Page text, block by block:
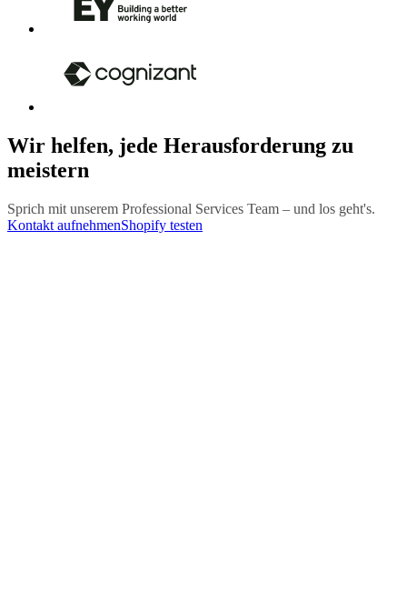
Wir helfen, jede Herausforderung zu
meistern
Sprich mit unserem Professional Services Team – und los geht's.
Kontakt aufnehmenShopify testen